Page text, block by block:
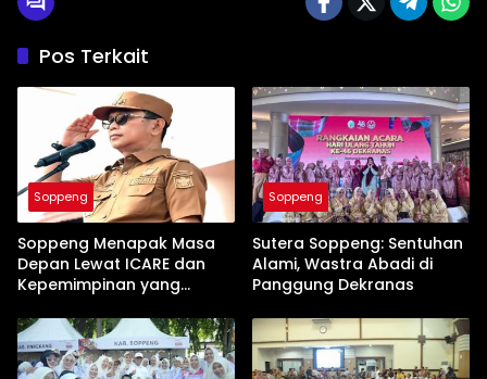
Pos Terkait
Soppeng
Soppeng Menapak Masa
Depan Lewat ICARE dan
Kepemimpinan yang
Soppeng
Sutera Soppeng: Sentuhan
Alami, Wastra Abadi di
Panggung Dekranas